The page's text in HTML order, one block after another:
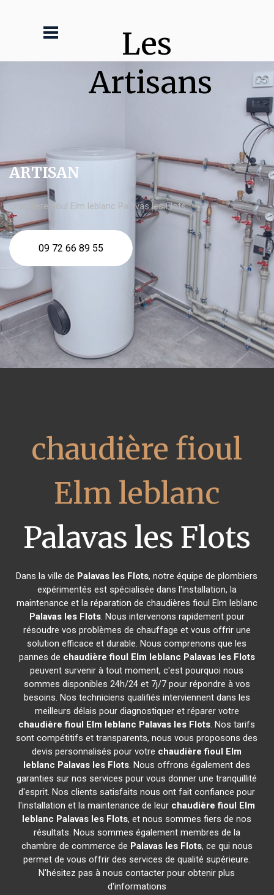
Les
Artisans
ARTISAN
chaudière fioul Elm leblanc Palavas les Flots
09 72 66 89 55
chaudière fioul
Elm leblanc
Palavas les Flots
Dans la ville de Palavas les Flots, notre équipe de plombiers
expérimentés est spécialisée dans l'installation, la
maintenance et la réparation de chaudières fioul Elm leblanc
Palavas les Flots. Nous intervenons rapidement pour
résoudre vos problèmes de chauffage et vous offrir une
solution efficace et durable. Nous comprenons que les
pannes de chaudière fioul Elm leblanc Palavas les Flots
peuvent survenir à tout moment, c'est pourquoi nous
sommes disponibles 24h/24 et 7j/7 pour répondre à vos
besoins. Nos techniciens qualifiés interviennent dans les
meilleurs délais pour diagnostiquer et réparer votre
chaudière fioul Elm leblanc Palavas les Flots. Nos tarifs
sont compétitifs et transparents, nous vous proposons des
devis personnalisés pour votre chaudière fioul Elm
leblanc Palavas les Flots. Nous offrons également des
garanties sur nos services pour vous donner une tranquillité
d'esprit. Nos clients satisfaits nous ont fait confiance pour
l'installation et la maintenance de leur chaudière fioul Elm
leblanc Palavas les Flots, et nous sommes fiers de nos
résultats. Nous sommes également membres de la
chambre de commerce de Palavas les Flots, ce qui nous
permet de vous offrir des services de qualité supérieure.
N'hésitez pas à nous contacter pour obtenir plus
d'informations